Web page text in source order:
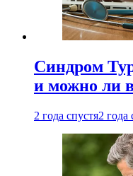
Синдром
и можно ли
2 года спустя2 года